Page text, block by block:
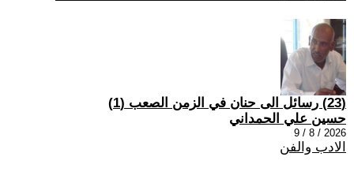
(23) رسائل الى حنان في الزمن الصعب (1)
حسين علي الحمداني
2026 / 8 / 9
الادب والفن